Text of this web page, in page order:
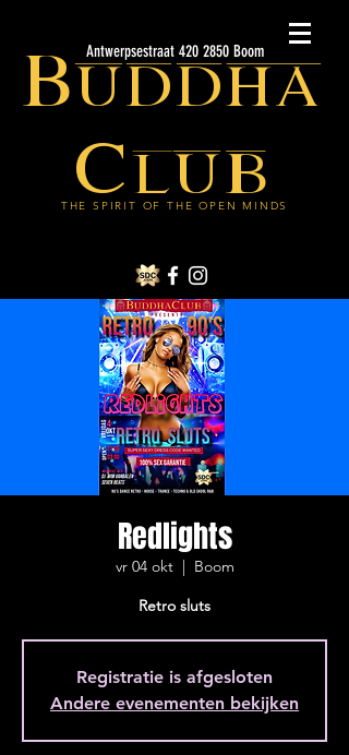
Buddha
Club
THE SPIRIT OF THE OPEN MINDS
Antwerpsestraat 420 2850 Boom
Redlights
vr 04 okt
  |
Boom
Retro sluts
Registratie is afgesloten
Andere evenementen bekijken